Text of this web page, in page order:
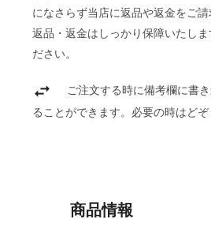
になさらず当店に返品や返金をご
返品・返金はしっかり保障いたし
ださい。
ご注文する時に備考欄に書
ることができます。必要の時はどぞ
商品情報